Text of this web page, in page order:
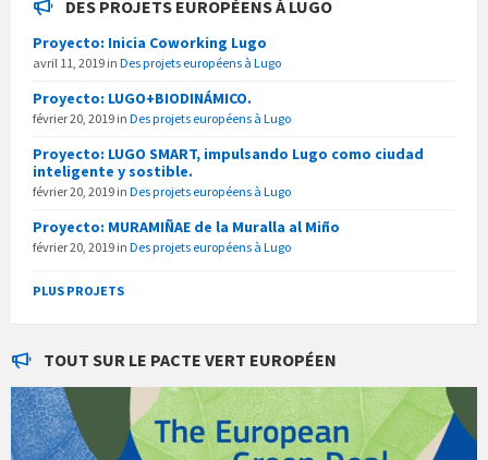
DES PROJETS EUROPÉENS À LUGO
Proyecto: Inicia Coworking Lugo
avril 11, 2019 in Des projets européens à Lugo
Proyecto: LUGO+BIODINÁMICO.
février 20, 2019 in Des projets européens à Lugo
Proyecto: LUGO SMART, impulsando Lugo como ciudad
inteligente y sostible.
février 20, 2019 in Des projets européens à Lugo
Proyecto: MURAMIÑAE de la Muralla al Miño
février 20, 2019 in Des projets européens à Lugo
PLUS PROJETS
TOUT SUR LE PACTE VERT EUROPÉEN